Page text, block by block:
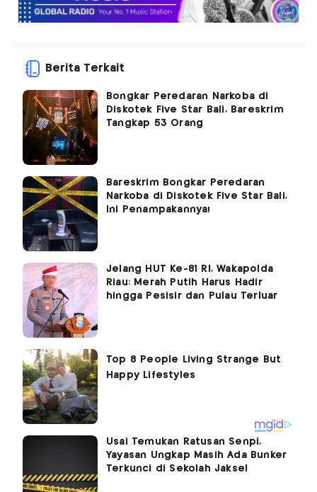
Berita Terkait
Bongkar Peredaran Narkoba di
Diskotek Five Star Bali, Bareskrim
Tangkap 53 Orang
Bareskrim Bongkar Peredaran
Narkoba di Diskotek Five Star Bali,
Ini Penampakannya!
Jelang HUT Ke-81 RI, Wakapolda
Riau: Merah Putih Harus Hadir
hingga Pesisir dan Pulau Terluar
Usai Temukan Ratusan Senpi,
Yayasan Ungkap Masih Ada Bunker
Terkunci di Sekolah Jaksel